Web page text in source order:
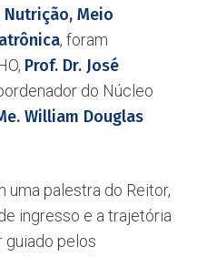
Meio
, foram
Prof. Dr. José
do Núcleo
William Douglas
uma palestra do Reitor,
ingresso e a trajetória
guiado pelos